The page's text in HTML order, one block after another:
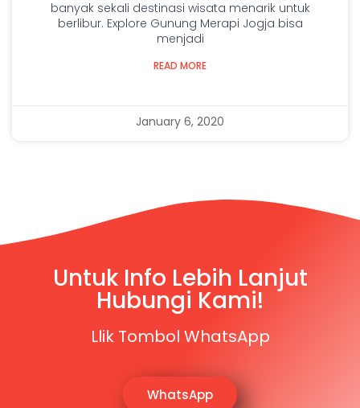
banyak sekali destinasi wisata menarik untuk
berlibur. Explore Gunung Merapi Jogja bisa
menjadi
READ MORE
January 6, 2020
Untuk Info Lebih Lanjut
Hubungi Kami!
Llik Tombol WhatsApp
WhatsApp